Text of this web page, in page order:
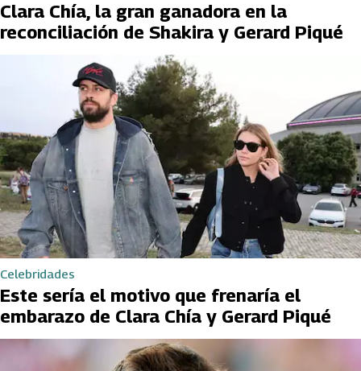
Clara Chía, la gran ganadora en la
reconciliación de Shakira y Gerard Piqué
Celebridades
Este sería el motivo que frenaría el
embarazo de Clara Chía y Gerard Piqué